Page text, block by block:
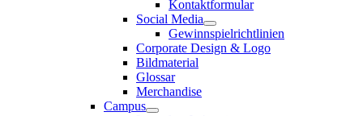
Kontaktformular
Social Media
Gewinnspielrichtlinien
Corporate Design & Logo
Bildmaterial
Glossar
Merchandise
Campus